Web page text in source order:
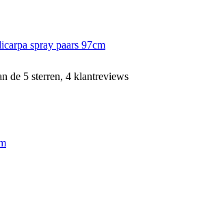
spray paars 97cm
de 5 sterren, 4 klantreviews